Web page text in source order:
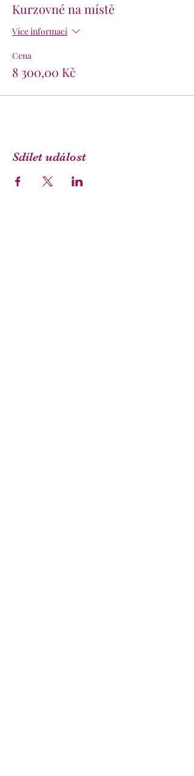
Kurzovné na místě
Více informací
Cena
8 300,00 Kč
Sdílet událost